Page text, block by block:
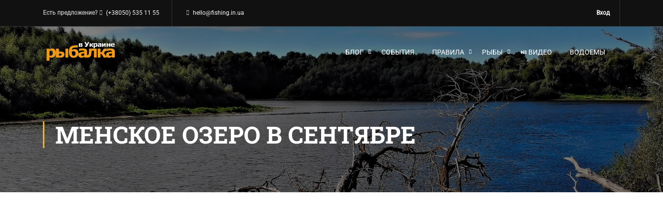
Есть предложение? (+38050) 535 11 55 hello@fishing.in.ua Вход
БЛОГ СОБЫТИЯ ПРАВИЛА РЫБЫ ⏯ ВИДЕО ВОДОЕМЫ
МЕНСКОЕ ОЗЕРО В СЕНТЯБРЕ